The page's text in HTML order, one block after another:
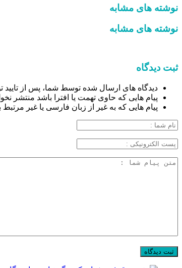
نوشته های مشابه
نوشته های مشابه
ثبت دیدگاه
دیدگاه های ارسال شده توسط شما، پس از تایید
پیام هایی که حاوی تهمت یا افترا باشد منتشر
پیام هایی که به غیر از زبان فارسی یا غیر